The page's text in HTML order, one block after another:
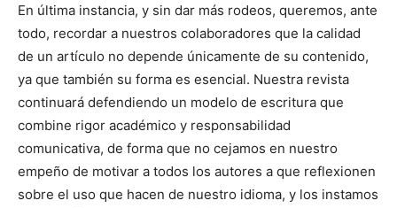
En última instancia, y sin dar más rodeos, queremos, ante
todo, recordar a nuestros colaboradores que la calidad
de un artículo no depende únicamente de su contenido,
ya que también su forma es esencial. Nuestra revista
continuará defendiendo un modelo de escritura que
combine rigor académico y responsabilidad
comunicativa, de forma que no cejamos en nuestro
empeño de motivar a todos los autores a que reflexionen
sobre el uso que hacen de nuestro idioma, y los instamos